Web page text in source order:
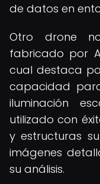
de datos en
Otro drone
fabricado por
cual destaca
capacidad
iluminación
utilizado con
y estructuras
imágenes
su análisis.